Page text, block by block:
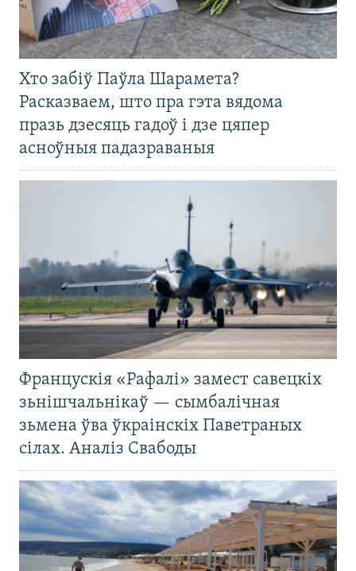
Хто забіў Паўла Шарамета?
Расказваем, што пра гэта вядома
празь дзесяць гадоў і дзе цяпер
асноўныя падазраваныя
Францускія «Рафалі» замест савецкіх
зьнішчальнікаў — сымбалічная
зьмена ўва ўкраінскіх Паветраных
сілах. Аналіз Свабоды